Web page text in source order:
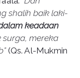
shalih baik laki-
keadaan
mereka
(Qs. Al-Mukmin